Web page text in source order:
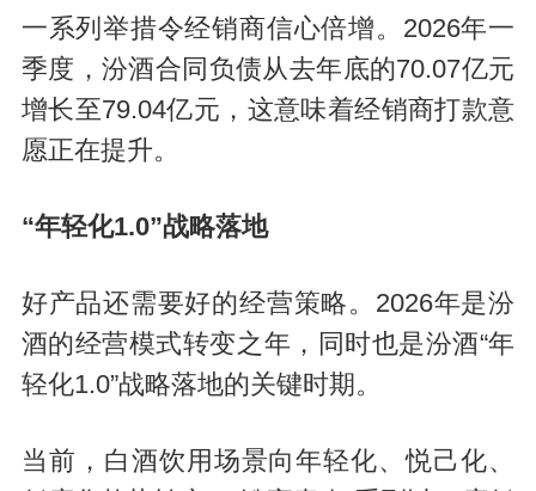
一系列举措令经销商信心倍增。2026年一
季度，汾酒合同负债从去年底的70.07亿元
增长至79.04亿元，这意味着经销商打款意
愿正在提升。
“年轻化1.0”战略落地
好产品还需要好的经营策略。2026年是汾
酒的经营模式转变之年，同时也是汾酒“年
轻化1.0”战略落地的关键时期。
当前，白酒饮用场景向年轻化、悦己化、